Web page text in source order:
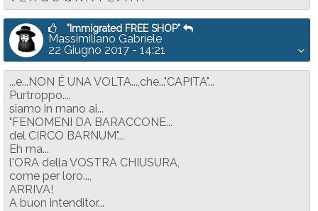
"Immigrated FREE SHOP"
Massimiliano Gabriele
22 Giugno 2017 - 14:21
...e...NON É UNA VOLTA...,che..."CAPITA"...
Purtroppo...,
siamo in mano ai...
"FENOMENI DA BARACCONE...
del CIRCO BARNUM"...
Eh ma...
l'ORA della VOSTRA CHIUSURA,
come per loro...,
ARRIVA!
A buon intenditor...